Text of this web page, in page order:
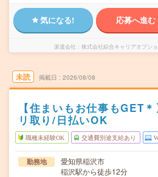
気になる! 応募へ進む
派遣会社 株式会社綜合キャリアオプシ
未読 掲載日 2026/08/08
【住まいもお仕事もGET
リ取り/日払いOK
職種未経験OK 交通費別途支給あり
勤務地
愛知県稲沢市
稲沢駅から徒歩12分